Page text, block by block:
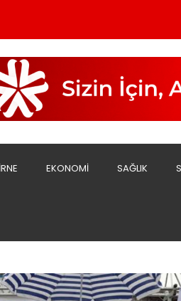
Ziyaret
EKONOMI SAĞLIK